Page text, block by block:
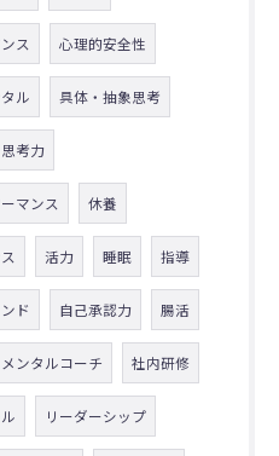
ス 心理的安全性
ル 具体・抽象思考
思考力
マンス 休養
活力 睡眠 指導
ド 自己承認力 腸活
メンタルコーチ 社内研修
リーダーシップ